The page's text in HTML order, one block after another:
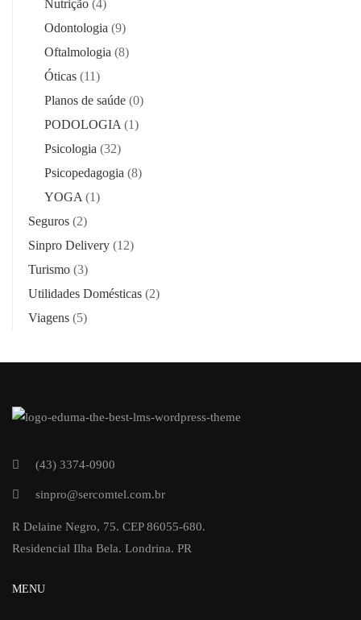
Nutrição (4)
Odontologia (9)
Oftalmologia (8)
Óticas (11)
Planos de saúde (0)
PODOLOGIA (1)
Psicologia (32)
Psicopedagogia (8)
YOGA (1)
Seguros (2)
Sinpro Delivery (12)
Turismo (3)
Utilidades Domésticas (2)
Viagens (5)
(43) 3374-0900
sinpro@sercomtel.com.br
R Delaine Negro, 75. CEP 86055-680.
Residencial Ilha Bela. Londrina. PR
MENU